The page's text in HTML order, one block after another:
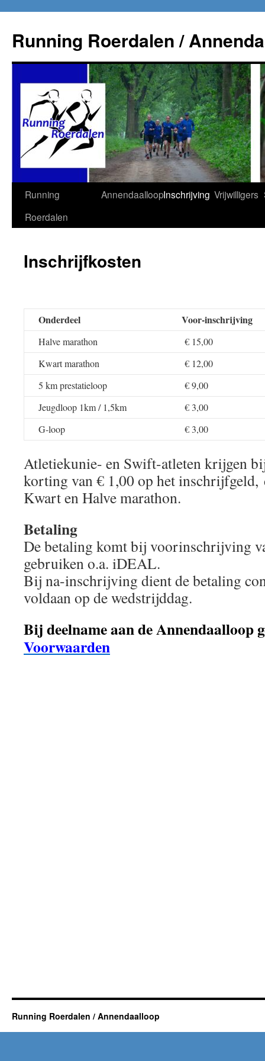
Running Roerdalen /
Ga
naar
inhoud
Running
Roerdalen
AnnendaalloopInschrijving Vrijwilligers
Inschrijfkosten
Onderdeel Voor-inschrijving
Halve marathon
€ 15,00
Kwart marathon
€ 12,00
5 km prestatieloop
€ 9,00
Jeugdloop 1km / 1,5km
€ 3,00
G-loop
€ 3,00
Atletiekunie- en Swift-atleten krijgen
korting van € 1,00 op het inschrijfgeld,
Kwart en Halve marathon.
Betaling
De betaling komt bij voorinschrijving
gebruiken o.a. iDEAL.
Bij na-inschrijving dient de betaling
voldaan op de wedstrijddag.
Bij deelname aan de Annendaalloop
Voorwaarden
Running Roerdalen / Annendaalloop